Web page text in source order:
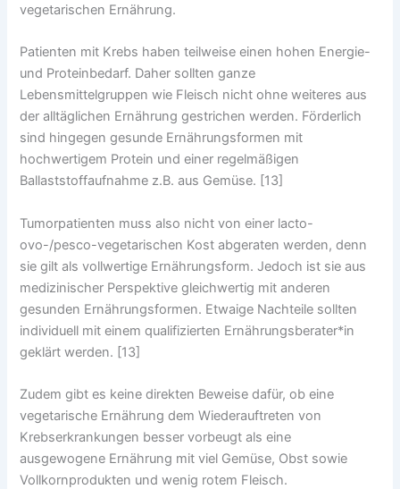
vegetarischen Ernährung.
Patienten mit Krebs haben teilweise einen hohen Energie-
und Proteinbedarf. Daher sollten ganze
Lebensmittelgruppen wie Fleisch nicht ohne weiteres aus
der alltäglichen Ernährung gestrichen werden. Förderlich
sind hingegen gesunde Ernährungsformen mit
hochwertigem Protein und einer regelmäßigen
Ballaststoffaufnahme z.B. aus Gemüse. [13]
Tumorpatienten muss also nicht von einer lacto-
ovo-/pesco-vegetarischen Kost abgeraten werden, denn
sie gilt als vollwertige Ernährungsform. Jedoch ist sie aus
medizinischer Perspektive gleichwertig mit anderen
gesunden Ernährungsformen. Etwaige Nachteile sollten
individuell mit einem qualifizierten Ernährungsberater*in
geklärt werden. [13]
Zudem gibt es keine direkten Beweise dafür, ob eine
vegetarische Ernährung dem Wiederauftreten von
Krebserkrankungen besser vorbeugt als eine
ausgewogene Ernährung mit viel Gemüse, Obst sowie
Vollkornprodukten und wenig rotem Fleisch.